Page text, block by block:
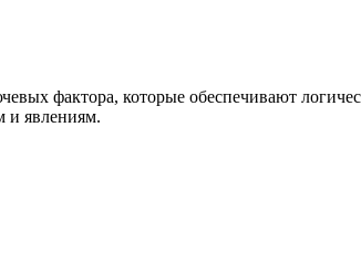
фактора, которые обеспечивают
и явлениям.